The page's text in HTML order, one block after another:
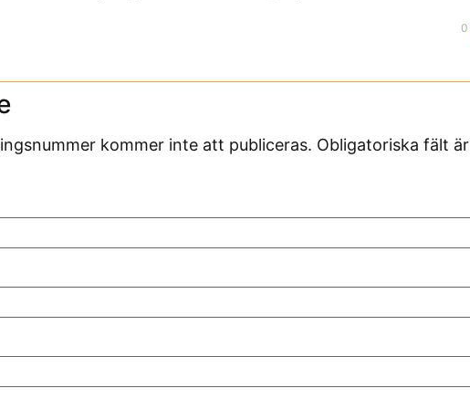
0
kommer inte att publiceras. Obligatoriska fält är